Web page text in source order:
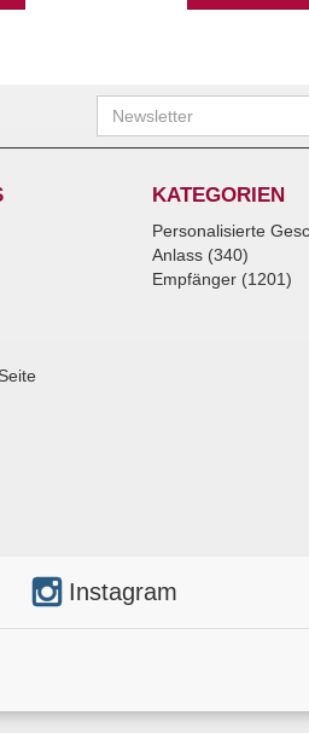
Newsletter
KATEGORIEN
Personalisierte
Anlass (340)
Empfänger (1201)
Instagram